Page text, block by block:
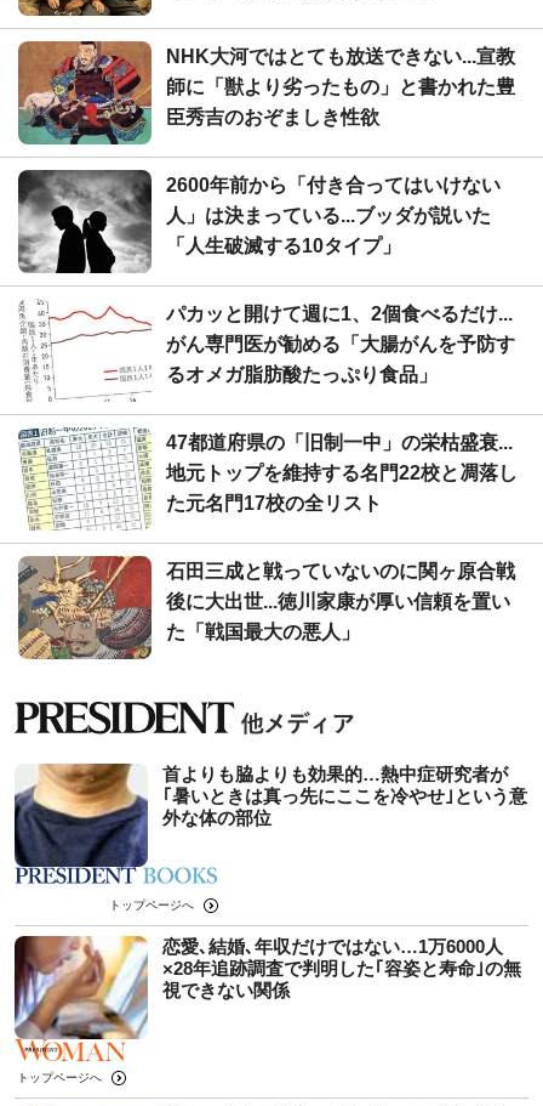
NHK大河ではとても放送できない...宣教
師に「獣より劣ったもの」と書かれた豊
臣秀吉のおぞましき性欲
2600年前から「付き合ってはいけない
人」は決まっている...ブッダが説いた
「人生破滅する10タイプ」
パカッと開けて週に1、2個食べるだけ...
がん専門医が勧める「大腸がんを予防す
るオメガ脂肪酸たっぷり食品」
47都道府県の「旧制一中」の栄枯盛衰...
地元トップを維持する名門22校と凋落し
た元名門17校の全リスト
石田三成と戦っていないのに関ヶ原合戦
後に大出世...徳川家康が厚い信頼を置い
た「戦国最大の悪人」
首よりも脇よりも効果的…熱中症研究者が
｢暑いときは真っ先にここを冷やせ｣という意
外な体の部位
トップページへ
恋愛､結婚､年収だけではない…1万6000人
×28年追跡調査で判明した｢容姿と寿命｣の無
視できない関係
トップページへ